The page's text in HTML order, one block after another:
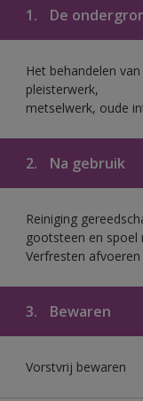
1. De
Het behandelen
pleisterwerk,
metselwerk, oude
2. Na gebruik
Reiniging
gootsteen en spoel
Verfresten
3. Bewaren
Vorstvrij bewaren